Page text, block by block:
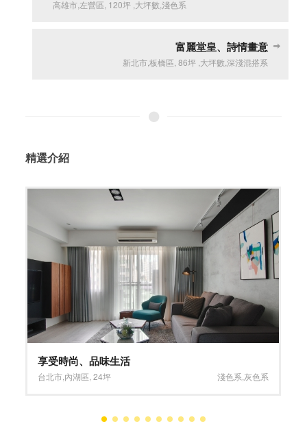
高雄市 左營區 120坪 大坪數 ,淺色系
富麗堂皇、詩情畫意
新北市,板橋區 86坪, 大坪數 深淺混搭系
精選介紹
北歐風格 俐落通透
台北市 ,中正區 ,18坪 淺色系 ,灰色系